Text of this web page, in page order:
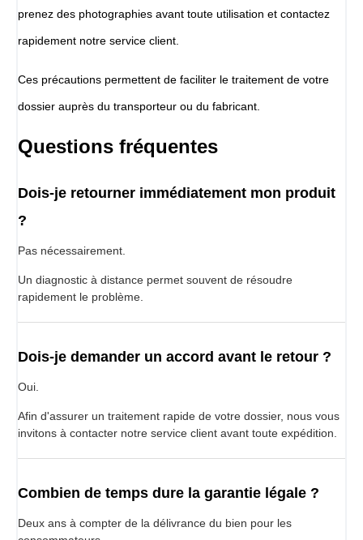
prenez des photographies avant toute utilisation et contactez
rapidement notre service client.
Ces précautions permettent de faciliter le traitement de votre
dossier auprès du transporteur ou du fabricant.
Questions fréquentes
Dois-je retourner immédiatement mon produit
?
Pas nécessairement.
Un diagnostic à distance permet souvent de résoudre
rapidement le problème.
Dois-je demander un accord avant le retour ?
Oui.
Afin d'assurer un traitement rapide de votre dossier, nous vous
invitons à contacter notre service client avant toute expédition.
Combien de temps dure la garantie légale ?
Deux ans à compter de la délivrance du bien pour les